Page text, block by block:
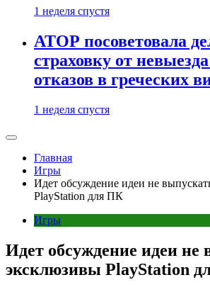
1 неделя спустя
АТОР посоветовала
страховку от
отказов в греческих
1 неделя спустя
Главная
Игры
Идет обсуждение идеи не
PlayStation для ПК
Игры
Идет обсуждение идеи не
эксклюзивы PlayStation